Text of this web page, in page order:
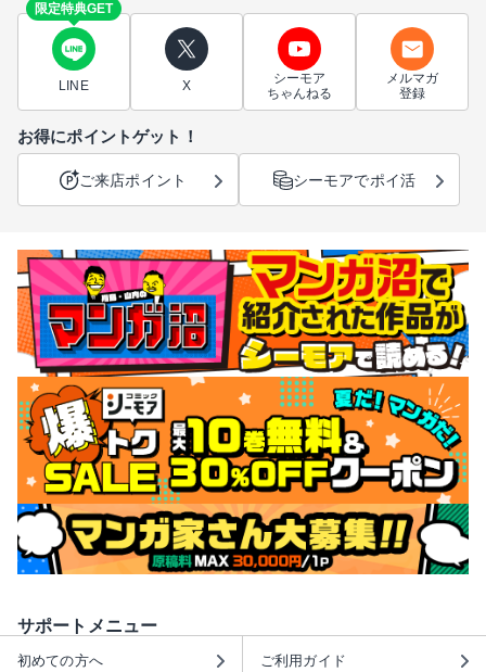
限定特典GET
LINE X
シーモア
ちゃんねる
メルマガ
登録
お得にポイントゲット！
ご来店ポイント シーモアでポイ活
サポートメニュー
初めての方へ ご利用ガイド